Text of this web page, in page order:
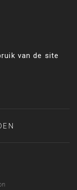
van de site